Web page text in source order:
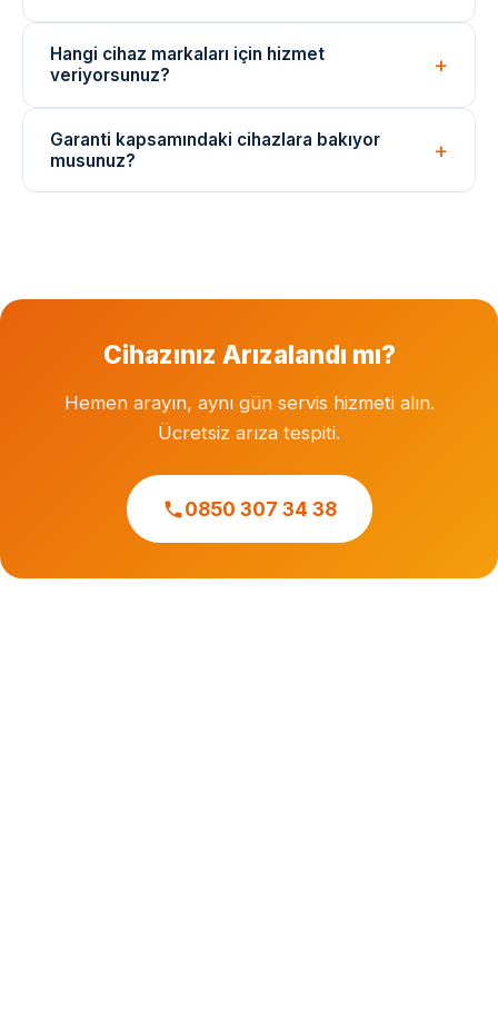
yedek parçalar kullanılmaktadır. Parça değişimlerinde
garanti verilir.
Hangi cihaz markaları için hizmet
veriyorsunuz?
daha birçok marka cihazı için bağımsız teknik servis
hizmeti sunuyoruz.
Garanti kapsamındaki cihazlara bakıyor
musunuz?
Cihazınız Arızalandı mı?
Hemen arayın, aynı gün servis hizmeti alın.
Ücretsiz arıza tespiti.
0850 307 34 38